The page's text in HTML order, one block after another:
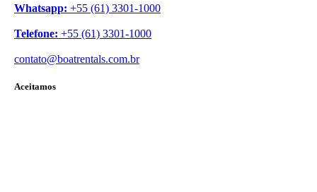
Whatsapp: +55 (61) 3301-1000
Telefone: +55 (61) 3301-1000
contato@boatrentals.com.br
Aceitamos